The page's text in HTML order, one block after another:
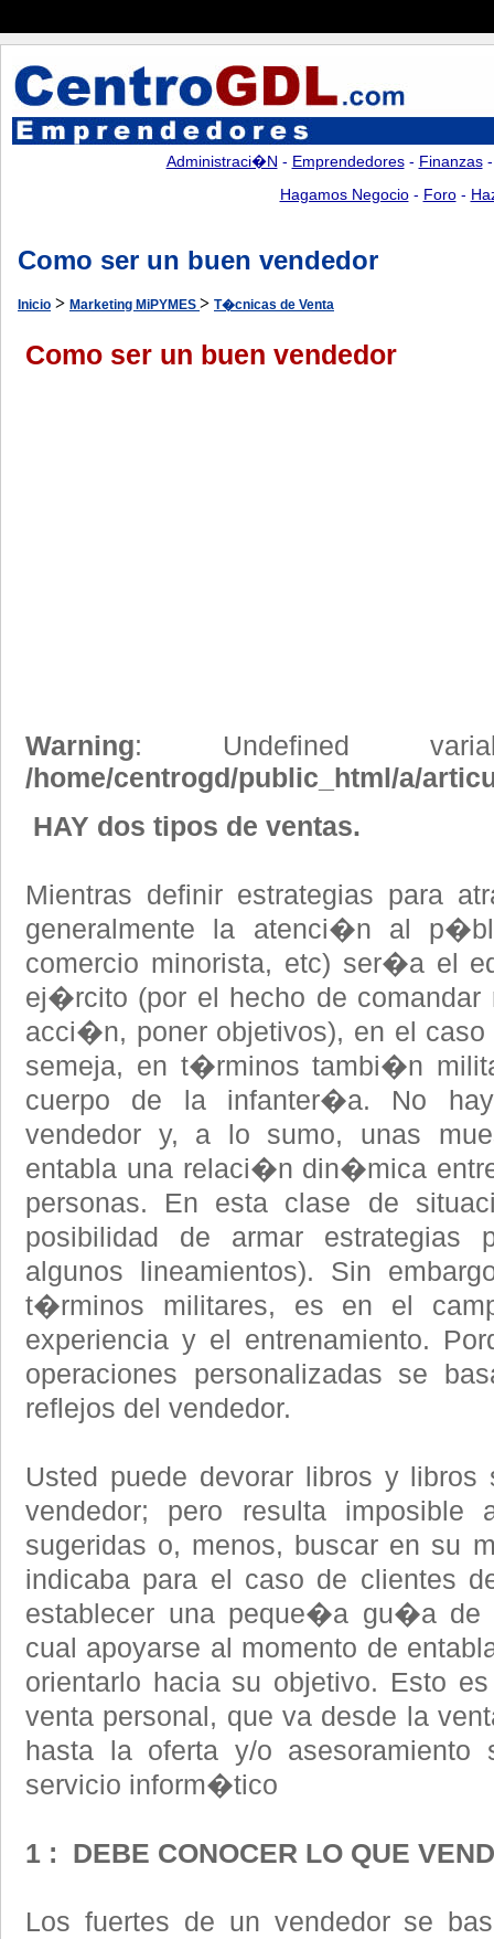
Administraci�n - Emprendedores- Finanzas
Hagamos Negocio- Foro-
Como ser un buen vendedor
Inicio > Marketing MiPYMES > T�cnicas de Venta
Como ser un buen vendedor
Warning: Undefined
/home/centrogd/public_html/a/
HAY dos tipos de ventas.
Mientras definir estrategias para
generalmente la atenci�n al
comercio minorista, etc) ser�a el
ej�rcito (por el hecho de comandar
acci�n, poner objetivos), en el
semeja, en t�rminos tambi�n
cuerpo de la infanter�a. No
vendedor y, a lo sumo, unas
entabla una relaci�n din�mica
personas. En esta clase de
posibilidad de armar estrategias
algunos lineamientos). Sin
t�rminos militares, es en el
experiencia y el entrenamiento.
operaciones personalizadas se
reflejos del vendedor.
Usted puede devorar libros y
vendedor; pero resulta imposible
sugeridas o, menos, buscar en su
indicaba para el caso de clientes
establecer una peque�a gu�a
cual apoyarse al momento de
orientarlo hacia su objetivo. Esto
venta personal, que va desde la
hasta la oferta y/o
servicio inform�tico
1 : DEBE CONOCER LO QUE
Los fuertes de un vendedor se